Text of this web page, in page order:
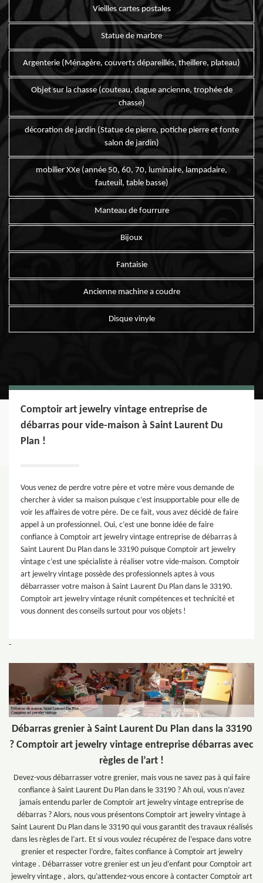
Vieilles cartes postales
Statue de marbre
Argenterie (Ménagère, couverts dépareillés, theillere, plateau)
Objet sur la chasse (couteau, dague ancienne, trophée de
chasse)
décoration de jardin (Statue de pierre, potiche pierre et fonte
salon de jardin)
mobilier XXe (année 50, 60, 70, luminaire, lampadaire,
fauteuil, table basse)
Manteau de fourrure
Bijoux
Fantaisie
Ancienne machine a coudre
Disque vinyle
Comptoir art jewelry vintage entreprise de
débarras pour vide-maison à Saint Laurent Du
Plan !
Vous venez de perdre votre père et votre mère vous demande de
chercher à vider sa maison puisque c’est insupportable pour elle de
voir les affaires de votre père. De ce fait, vous avez décidé de faire
appel à un professionnel. Oui, c’est une bonne idée de faire
confiance à Comptoir art jewelry vintage entreprise de débarras à
Saint Laurent Du Plan dans le 33190 puisque Comptoir art jewelry
vintage c’est une spécialiste à réaliser votre vide-maison. Comptoir
art jewelry vintage possède des professionnels aptes à vous
débarrasser votre maison à Saint Laurent Du Plan dans le 33190.
Comptoir art jewelry vintage réunit compétences et technicité et
vous donnent des conseils surtout pour vos objets !
-
Débarras grenier à Saint Laurent Du Plan dans la 33190
? Comptoir art jewelry vintage entreprise débarras avec
règles de l’art !
Devez-vous débarrasser votre grenier, mais vous ne savez pas à qui faire
confiance à Saint Laurent Du Plan dans le 33190 ? Ah oui, vous n’avez
jamais entendu parler de Comptoir art jewelry vintage entreprise de
débarras ? Alors, nous vous présentons Comptoir art jewelry vintage à
Saint Laurent Du Plan dans le 33190 qui vous garantit des travaux réalisés
dans les règles de l’art. Et si vous voulez récupérez de l’espace dans votre
grenier et respecter l’ordre, faites confiance à Comptoir art jewelry
vintage . Débarrasser votre grenier est un jeu d’enfant pour Comptoir art
jewelry vintage , alors, qu’attendez-vous encore à contacter Comptoir art